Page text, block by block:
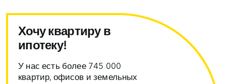
Хочу квартиру в
ипотеку!
У нас есть более 745 000
квартир, офисов и земельных